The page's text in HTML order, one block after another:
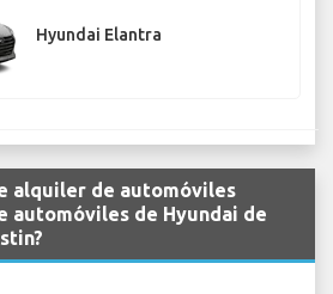
Hyundai Elantra
alquiler de automóviles
automóviles de Hyundai de